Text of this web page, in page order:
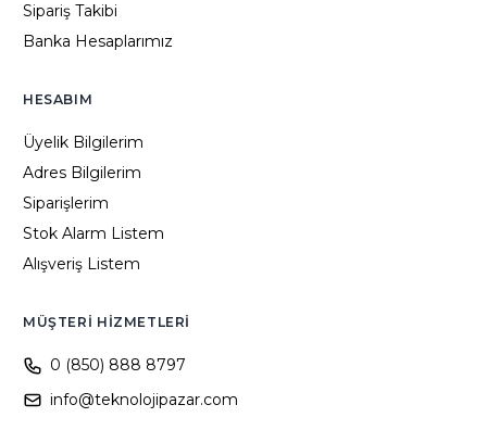
Sipariş Takibi
Banka Hesaplarımız
HESABIM
Üyelik Bilgilerim
Adres Bilgilerim
Siparişlerim
Stok Alarm Listem
Alışveriş Listem
MÜŞTERI HIZMETLERI
0 (850) 888 8797
info@teknolojipazar.com